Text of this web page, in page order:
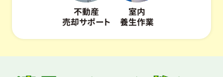
不動産
売却サポート
室内
養生作業